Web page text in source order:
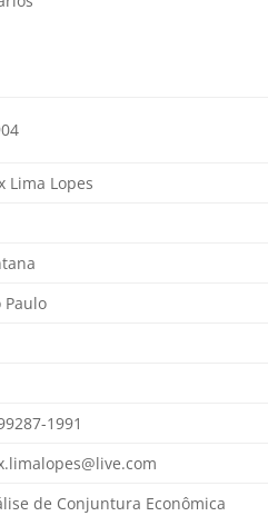
Lima Lopes
Paulo
1991
de Conjuntura Econômica